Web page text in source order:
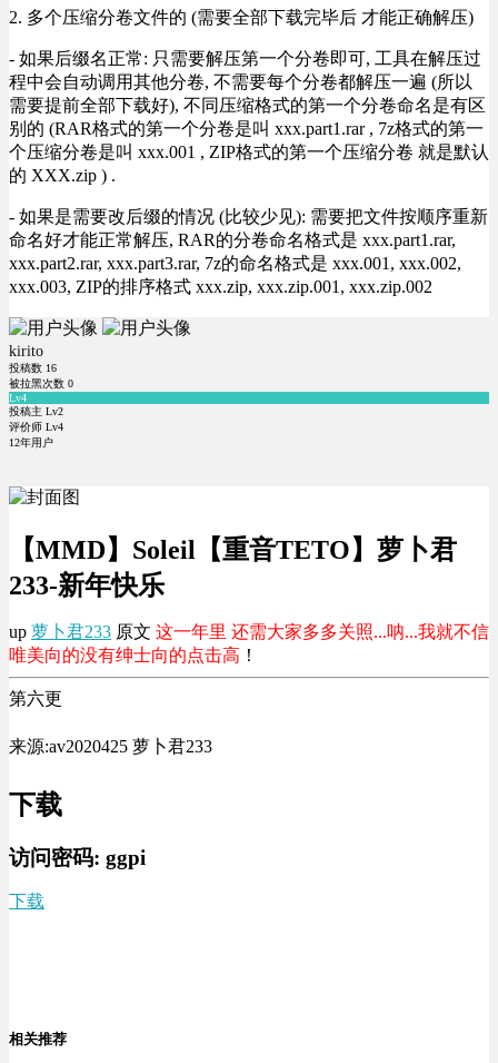
2. 多个压缩分卷文件的 (需要全部下载完毕后 才能正确解压)
- 如果后缀名正常: 只需要解压第一个分卷即可, 工具在解压过
程中会自动调用其他分卷, 不需要每个分卷都解压一遍 (所以
需要提前全部下载好), 不同压缩格式的第一个分卷命名是有区
别的 (RAR格式的第一个分卷是叫 xxx.part1.rar , 7z格式的第一
个压缩分卷是叫 xxx.001 , ZIP格式的第一个压缩分卷 就是默认
的 XXX.zip ) .
- 如果是需要改后缀的情况 (比较少见): 需要把文件按顺序重新
命名好才能正常解压, RAR的分卷命名格式是 xxx.part1.rar,
xxx.part2.rar, xxx.part3.rar, 7z的命名格式是 xxx.001, xxx.002,
xxx.003, ZIP的排序格式 xxx.zip, xxx.zip.001, xxx.zip.002
kirito
投稿数 16
被拉黑次数 0
Lv4
投稿主 Lv2
评价师 Lv4
12年用户
【MMD】Soleil【重音TETO】萝卜君
233-新年快乐
up 萝卜君233 原文 这一年里 还需大家多多关照...呐...我就不信
唯美向的没有绅士向的点击高 ！
第六更
来源:av2020425 萝卜君233
下载
访问密码: ggpi
下载
相关推荐